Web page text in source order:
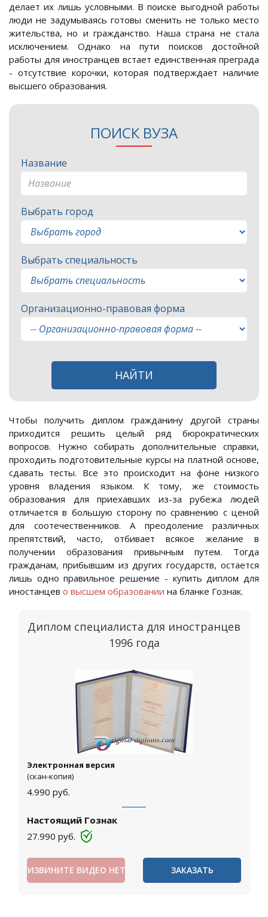
делает их лишь условными. В поиске выгодной работы
люди не задумываясь готовы сменить не только место
жительства, но и гражданство. Наша страна не стала
исключением. Однако на пути поисков достойной
работы для иностранцев встает единственная преграда
- отсутствие корочки, которая подтверждает наличие
высшего образования.
ПОИСК ВУЗА
Название
Выбрать город
Выбрать специальность
Организационно-правовая форма
НАЙТИ
Чтобы получить диплом гражданину другой страны
приходится решить целый ряд бюрократических
вопросов. Нужно собирать дополнительные справки,
проходить подготовительные курсы на платной основе,
сдавать тесты. Все это происходит на фоне низкого
уровня владения языком. К тому, же стоимость
образования для приехавших из-за рубежа людей
отличается в большую сторону по сравнению с ценой
для соотечественников. А преодоление различных
препятствий, часто, отбивает всякое желание в
получении образования привычным путем. Тогда
гражданам, прибывшим из других государств, остается
лишь одно правильное решение - купить диплом для
иностанцев о высшем образовании на бланке Гознак.
Диплом специалиста для иностранцев
1996 года
Электронная версия
(скан-копия)
4.990 руб.
Настоящий Гознак
27.990 руб.
ИЗВИНИТЕ ВИДЕО НЕТ ЗАКАЗАТЬ